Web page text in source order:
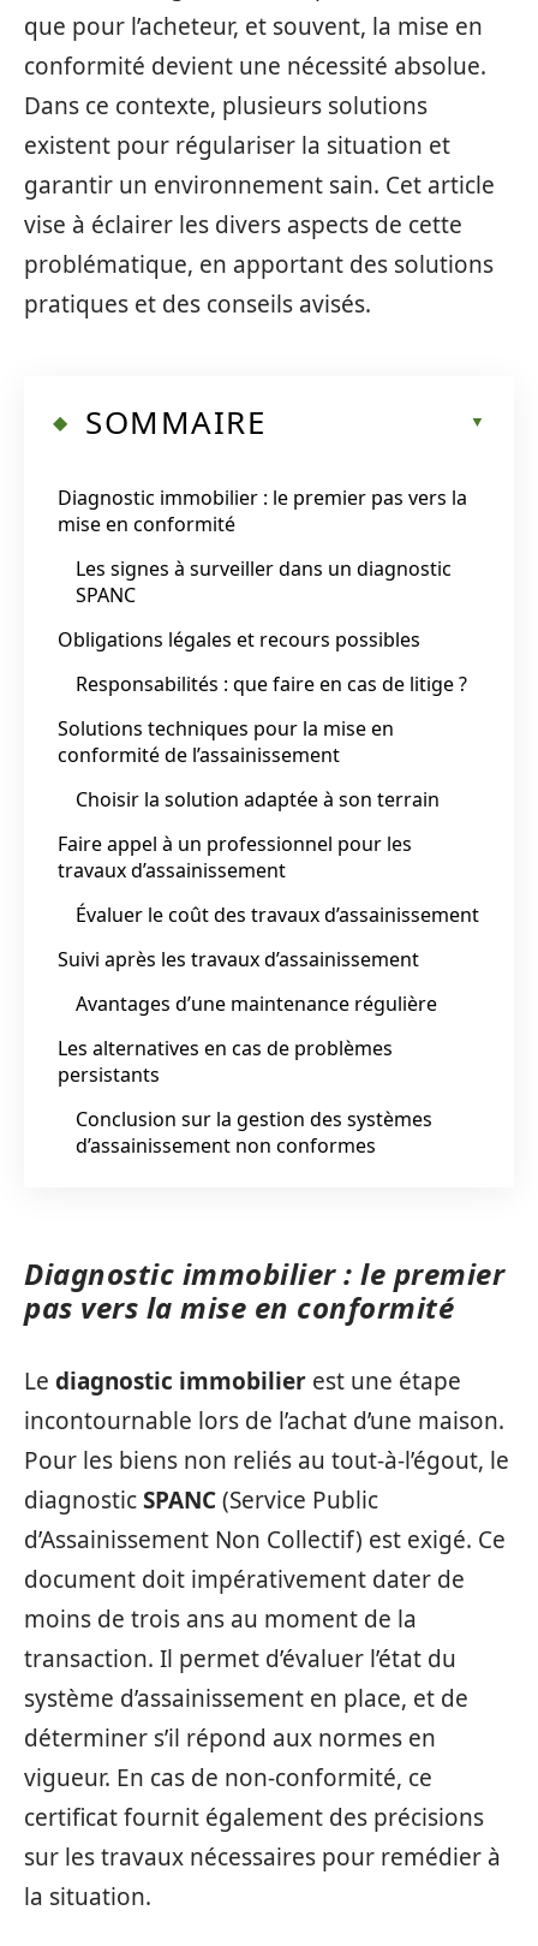
que pour l’acheteur, et souvent, la mise en
conformité devient une nécessité absolue.
Dans ce contexte, plusieurs solutions
existent pour régulariser la situation et
garantir un environnement sain. Cet article
vise à éclairer les divers aspects de cette
problématique, en apportant des solutions
pratiques et des conseils avisés.
SOMMAIRE
Diagnostic immobilier : le premier pas vers la
mise en conformité
Les signes à surveiller dans un diagnostic
SPANC
Obligations légales et recours possibles
Responsabilités : que faire en cas de litige ?
Solutions techniques pour la mise en
conformité de l’assainissement
Choisir la solution adaptée à son terrain
Faire appel à un professionnel pour les
travaux d’assainissement
Évaluer le coût des travaux d’assainissement
Suivi après les travaux d’assainissement
Avantages d’une maintenance régulière
Les alternatives en cas de problèmes
persistants
Conclusion sur la gestion des systèmes
d’assainissement non conformes
Diagnostic immobilier : le premier
pas vers la mise en conformité
Le diagnostic immobilier est une étape
incontournable lors de l’achat d’une maison.
Pour les biens non reliés au tout-à-l’égout, le
diagnosticSPANC(Service Public
d’Assainissement Non Collectif) est exigé. Ce
document doit impérativement dater de
moins de trois ans au moment de la
transaction. Il permet d’évaluer l’état du
système d’assainissement en place, et de
déterminer s’il répond aux normes en
vigueur. En cas de non-conformité, ce
certificat fournit également des précisions
sur les travaux nécessaires pour remédier à
la situation.